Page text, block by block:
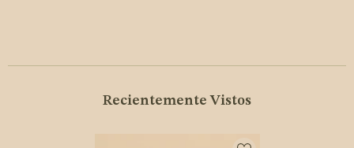
Recientemente Vistos